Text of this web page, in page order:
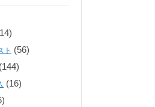
ト (56)
(16)